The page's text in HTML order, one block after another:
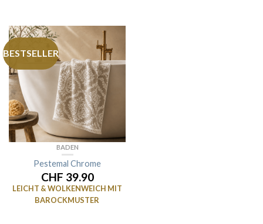
BESTSELLER
BADEN
Pestemal Chrome
CHF 39.90
LEICHT & WOLKENWEICH MIT
BAROCKMUSTER